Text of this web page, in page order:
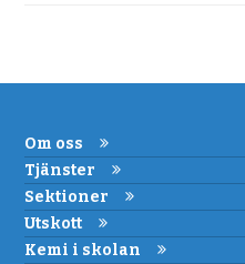
Om oss
Tjänster
Sektioner
Utskott
Kemi i skolan